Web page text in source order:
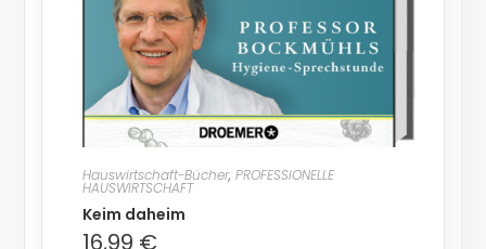
Hauswirtschaft-Bücher, PROFESSIONELLE
HAUSWIRTSCHAFT
Keim daheim
16,99 €